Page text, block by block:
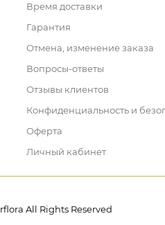
Время доставки
Гарантия
Отмена, изменение заказа
Вопросы-ответы
Отзывы клиентов
Конфиденциальность и
Оферта
Личный кабинет
All Rights Reserved